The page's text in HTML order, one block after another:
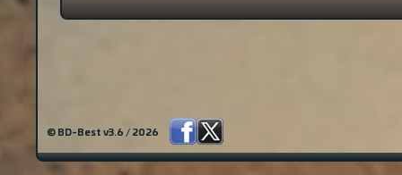
© BD-Best v3.6 / 2026